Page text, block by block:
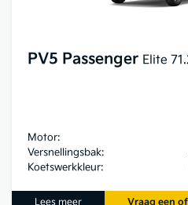
PV5 Passenger Elite
Motor:
Versnellingsbak:
Koetswerkkleur:
Lees meer Vraag een